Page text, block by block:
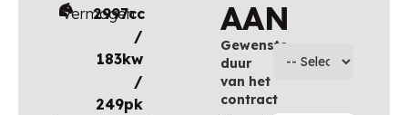
Vermogen
2997cc
/
183kw
/
249pk
AAN
Gewenste
duur
van het
contract